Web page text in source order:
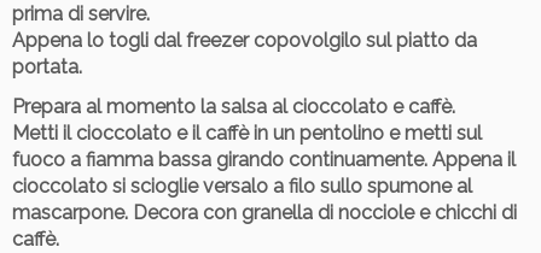
prima di servire.
Appena lo togli dal freezer copovolgilo sul piatto da
portata.
Prepara al momento la salsa al cioccolato e caffè.
Metti il cioccolato e il caffè in un pentolino e metti sul
fuoco a fiamma bassa girando continuamente. Appena il
cioccolato si scioglie versalo a filo sullo spumone al
mascarpone. Decora con granella di nocciole e chicchi di
caffè.